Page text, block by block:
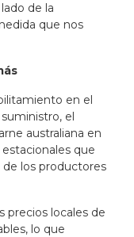
de la
que nos
en el
el
australiana en
que
los productores
precios locales de
lo que